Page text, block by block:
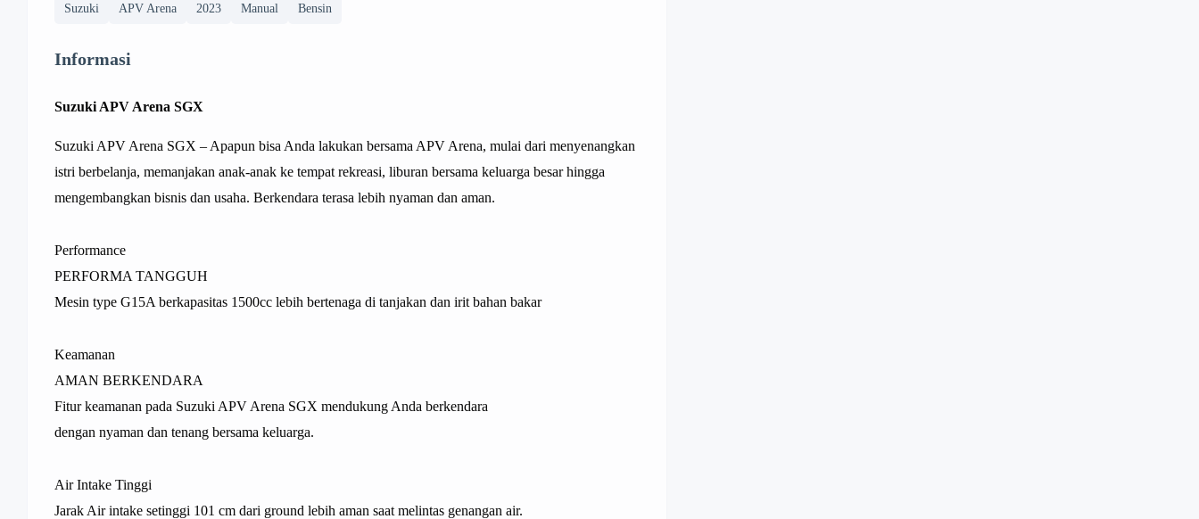
Suzuki APV Arena 2023 Manual Bensin
Informasi
Suzuki APV Arena SGX
Suzuki APV Arena SGX – Apapun bisa Anda lakukan bersama APV Arena, mulai dari menyenangkan
istri berbelanja, memanjakan anak-anak ke tempat rekreasi, liburan bersama keluarga besar hingga
mengembangkan bisnis dan usaha. Berkendara terasa lebih nyaman dan aman.
Performance
PERFORMA TANGGUH
Mesin type G15A berkapasitas 1500cc lebih bertenaga di tanjakan dan irit bahan bakar
Keamanan
AMAN BERKENDARA
Fitur keamanan pada Suzuki APV Arena SGX mendukung Anda berkendara
dengan nyaman dan tenang bersama keluarga.
Air Intake Tinggi
Jarak Air intake setinggi 101 cm dari ground lebih aman saat melintas genangan air.